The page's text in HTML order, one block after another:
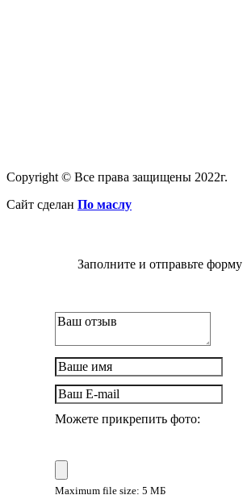
Copyright © Все права защищены 2022г.
Сайт сделан По маслу
Заполните и отправьте форму
Можете прикрепить фото:
Maximum file size: 5 МБ